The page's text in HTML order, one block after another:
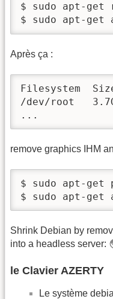
$ sudo apt-get
$ sudo apt-get
Après ça :
Filesystem
/dev/root
...
remove graphics IHM
$ sudo apt-get
$ sudo apt-get
Shrink Debian by
into a headless server:
le Clavier AZERTY
Le système